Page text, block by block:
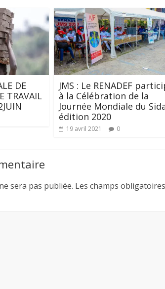
DE
TRAVAIL
JMS : Le RENADEF
à la Célébration de la
Journée Mondiale du
édition 2020
19 avril 2021 0
sera pas publiée. Les champs